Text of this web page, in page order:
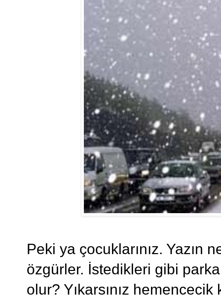
Peki ya çocuklarınız. Yazın
özgürler. İstedikleri gibi
olur? Yıkarsınız